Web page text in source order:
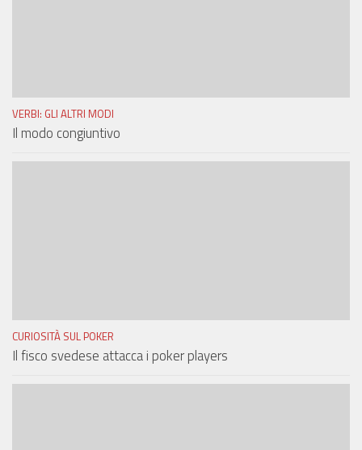
VERBI: GLI ALTRI MODI
Il modo congiuntivo
CURIOSITÀ SUL POKER
Il fisco svedese attacca i poker players